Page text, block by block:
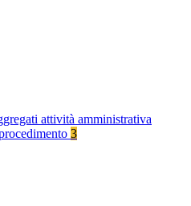
attività amministrativa
3